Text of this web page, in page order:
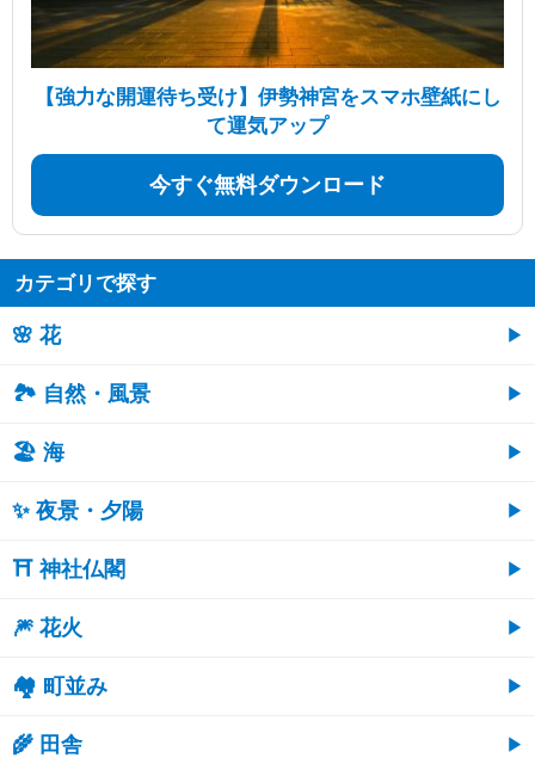
【強力な開運待ち受け】伊勢神宮をスマホ壁紙にし
て運気アップ
今すぐ無料ダウンロード
カテゴリで探す
🌸 花
🏞️ 自然・風景
🏖 海
✨ 夜景・夕陽
⛩ 神社仏閣
🎆 花火
🏘 町並み
🌾 田舎